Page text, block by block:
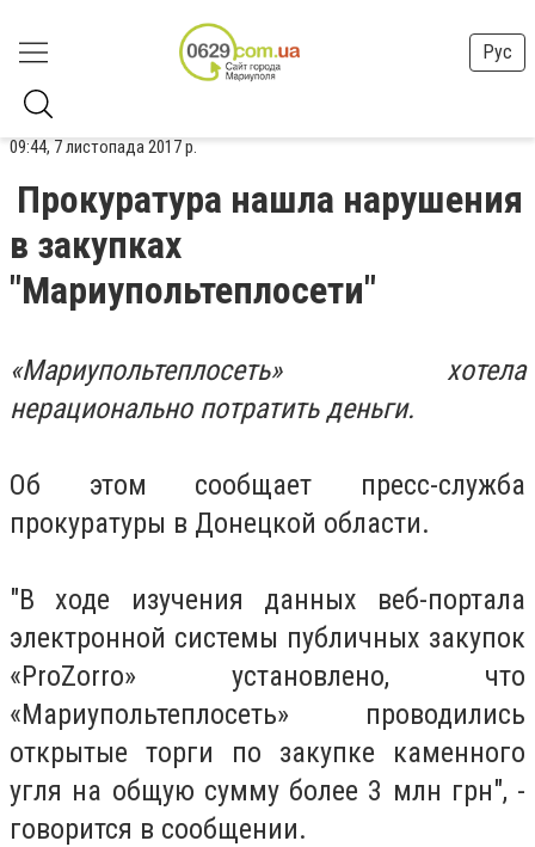
Рус
09:44, 7 листопада 2017 р.
Прокуратура нашла нарушения
в закупках
"Мариупольтеплосети"
«Мариупольтеплосеть» хотела
нерационально потратить деньги.
Об этом сообщает пресс-служба
прокуратуры в Донецкой области.
"В ходе изучения данных веб-портала
электронной системы публичных закупок
«ProZorro» установлено, что
«Мариупольтеплосеть» проводились
открытые торги по закупке каменного
угля на общую сумму более 3 млн грн", -
говорится в сообщении.